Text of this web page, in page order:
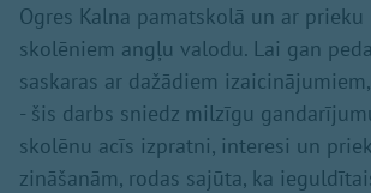
Ogres Kalna pamatskolā un ar prieku
skolēniem angļu valodu. Lai gan
saskaras ar dažādiem
- šis darbs sniedz milzīgu
skolēnu acīs izpratni, interesi un
zināšanām, rodas sajūta, ka